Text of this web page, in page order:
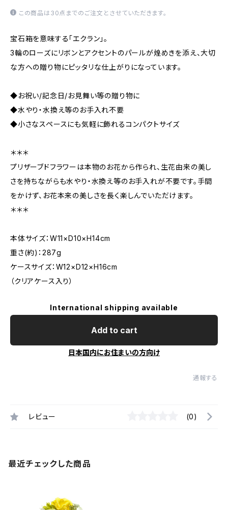
この商品は30点までのご注文とさせていただきます。
宝石箱を意味する「エクラン」。
3輪のローズにリボンとアクセントのパールが煌めきを添え、大切
な方への贈り物にピッタリな仕上がりになっています。
◆お祝い/記念日/お見舞い等の贈り物に
◆水やり・水換え等のお手入れ不要
◆小さなスペースにも気軽に飾れるコンパクトサイズ
＊＊＊
プリザーブドフラワーは本物のお花から作られ、生花由来の美し
さを持ちながらも水やり・水換え等のお手入れが不要です。手間
をかけず、お花本来の美しさを長く楽しんでいただけます。
＊＊＊
本体サイズ：W11×D10×H14cm
重さ(約)：287g
ケースサイズ：W12×D12×H16cm
（クリアケース入り）
International shipping available
Add to cart
日本国内にお住まいの方向け
通報する
レビュー (0)
最近チェックした商品